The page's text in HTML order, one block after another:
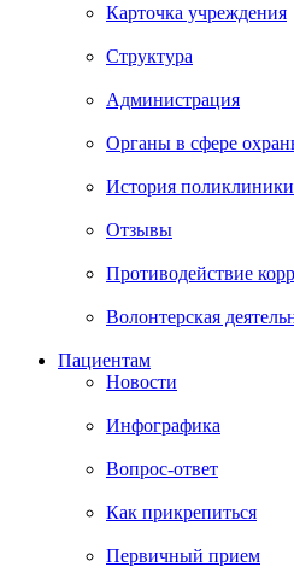
Карточка учреждения
Структура
Администрация
Органы в сфере
История поликлиники
Отзывы
Противодействие
Волонтерская
Пациентам
Новости
Инфографика
Вопрос-ответ
Как прикрепиться
Первичный прием